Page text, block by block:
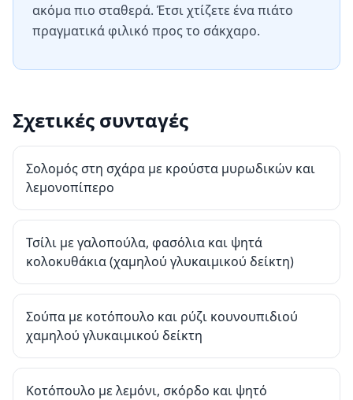
ακόμα πιο σταθερά. Έτσι χτίζετε ένα πιάτο
πραγματικά φιλικό προς το σάκχαρο.
Σχετικές συνταγές
Σολομός στη σχάρα με κρούστα μυρωδικών και
λεμονοπίπερο
Τσίλι με γαλοπούλα, φασόλια και ψητά
κολοκυθάκια (χαμηλού γλυκαιμικού δείκτη)
Σούπα με κοτόπουλο και ρύζι κουνουπιδιού
χαμηλού γλυκαιμικού δείκτη
Κοτόπουλο με λεμόνι, σκόρδο και ψητό